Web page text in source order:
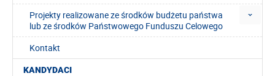
Projekty realizowane ze środków budżetu państwa
lub ze środków Państwowego Funduszu Celowego
Kontakt
KANDYDACI